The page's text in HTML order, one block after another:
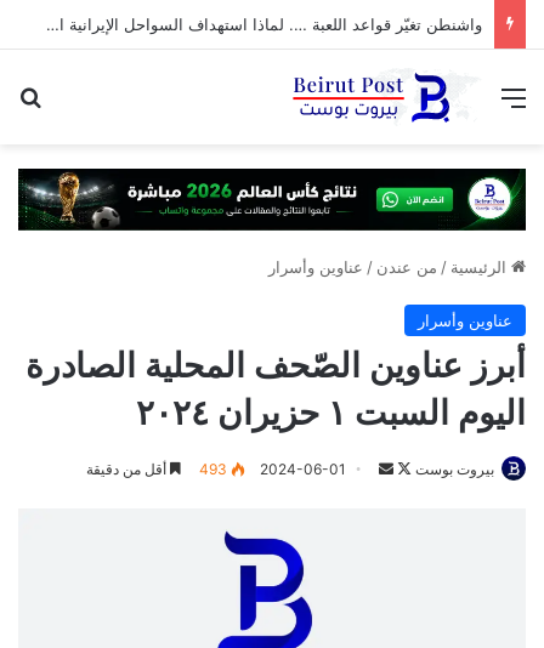
واشنطن تغيّر قواعد اللعبة …. لماذا استهداف السواحل الإيرانية الآن؟
القائمة
الرئيسية / من عندن / عناوين وأسرار
عناوين وأسرار
أبرز عناوين الصّحف المحلية الصادرة
اليوم السبت ١ حزيران ٢٠٢٤
بيروت بوست
تابعأرسل
2024-06-01
493 أقل من دقيقة